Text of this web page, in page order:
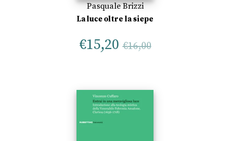
Pasquale Brizzi
La luce oltre la siepe
€15,20 €16,00